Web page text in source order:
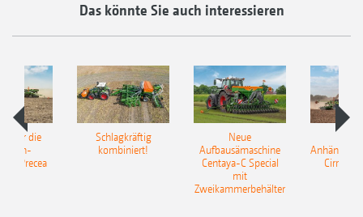
Das könnte Sie auch interessieren
für die
Precea
Schlagkräftig
kombiniert!
Neue
Aufbausämaschine
Centaya-C Special
mit
Zweikammerbehälter
Cirrus